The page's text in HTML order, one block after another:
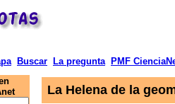
Buscar La pregunta
PMF
La Helena de la